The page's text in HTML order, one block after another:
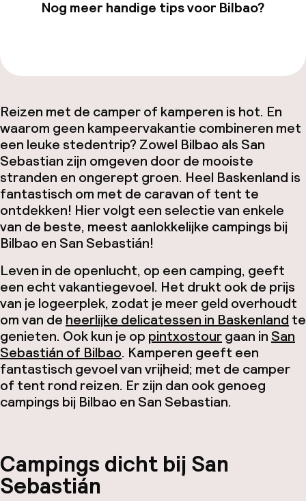
Nog meer handige tips voor Bilbao?
Reizen met de camper of kamperen is hot. En
waarom geen kampeervakantie combineren met
een leuke stedentrip? Zowel Bilbao als San
Sebastian zijn omgeven door de mooiste
stranden en ongerept groen. Heel Baskenland is
fantastisch om met de caravan of tent te
ontdekken! Hier volgt een selectie van enkele
van de beste, meest aanlokkelijke campings bij
Bilbao en San Sebastián!
Leven in de openlucht, op een camping, geeft
een echt vakantiegevoel. Het drukt ook de prijs
van je logeerplek, zodat je meer geld overhoudt
om van de heerlijke delicatessen in Baskenland te
genieten. Ook kun je op pintxostourgaan in San
Sebastián of Bilbao. Kamperen geeft een
fantastisch gevoel van vrijheid; met de camper
of tent rond reizen. Er zijn dan ook genoeg
campings bij Bilbao en San Sebastian.
Campings dicht bij San
Sebastián